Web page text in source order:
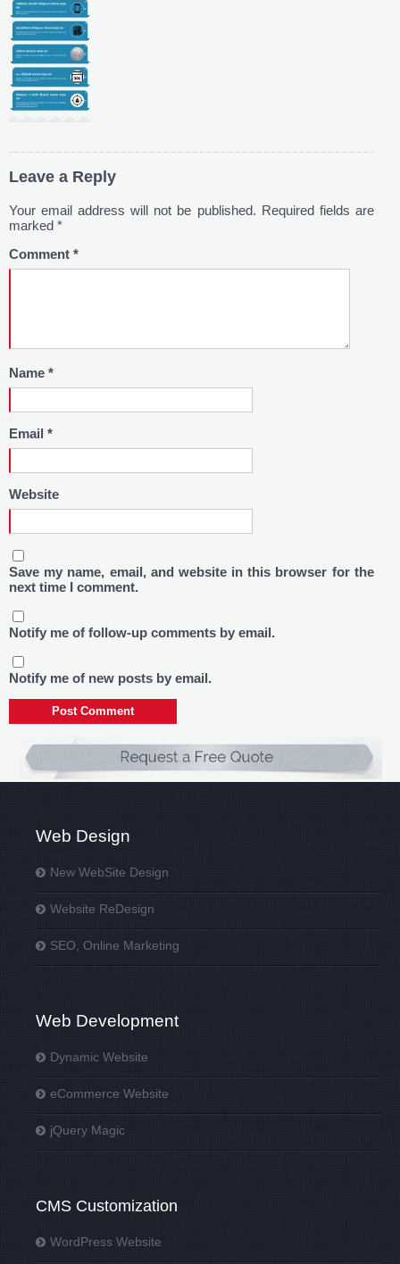
Leave a Reply
Your email address will not be published. Required fields are
marked *
Comment *
Name *
Email *
Website
Save my name, email, and website in this browser for the
next time I comment.
Notify me of follow-up comments by email.
Notify me of new posts by email.
Web Design
New WebSite Design
Website ReDesign
SEO, Online Marketing
Web Development
Dynamic Website
eCommerce Website
jQuery Magic
CMS Customization
WordPress Website